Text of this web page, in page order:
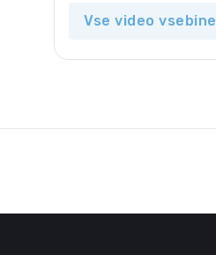
Vse video vsebine